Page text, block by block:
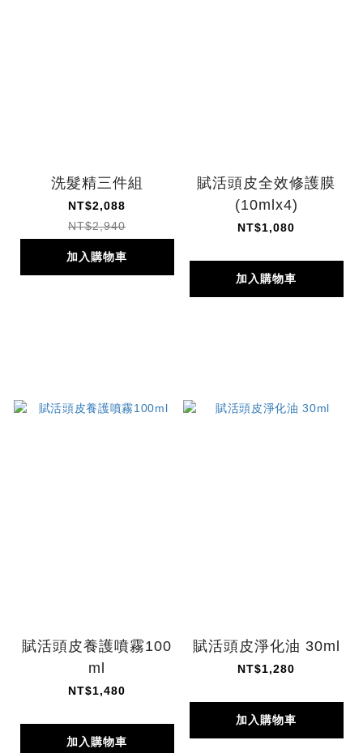
洗髮精三件組
NT$2,088
NT$2,940
加入購物車
賦活頭皮全效修護膜
(10mlx4)
NT$1,080
加入購物車
賦活頭皮養護噴霧100
ml
NT$1,480
加入購物車
賦活頭皮淨化油 30ml
NT$1,280
加入購物車